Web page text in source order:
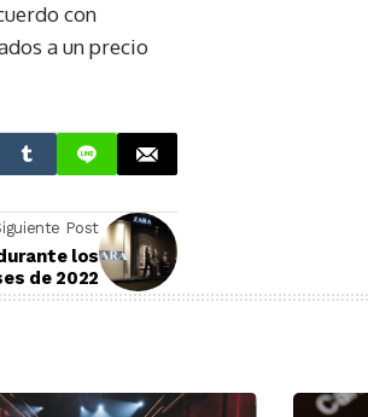
con
a un precio
Post
los
de 2022